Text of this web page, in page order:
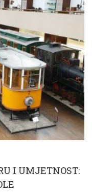
I UMJETNOST: